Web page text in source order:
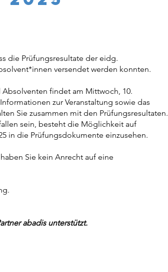
die Prüfungsresultate der eidg.
versendet werden konnten.
findet am Mittwoch, 10.
zur Veranstaltung sowie das
Sie zusammen mit den Prüfungsresultaten.
sein, besteht die Möglichkeit auf
in die Prüfungsdokumente einzusehen.
Sie kein Anrecht auf eine
abadis unterstützt.